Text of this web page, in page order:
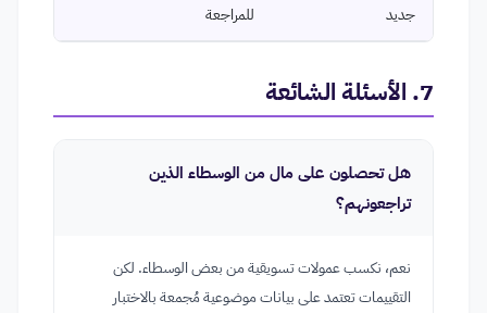
جديد
للمراجعة
7. الأسئلة الشائعة
هل تحصلون على مال من الوسطاء الذين
تراجعونهم؟
نعم، نكسب عمولات تسويقية من بعض الوسطاء. لكن
التقييمات تعتمد على بيانات موضوعية مُجمعة بالاختبار